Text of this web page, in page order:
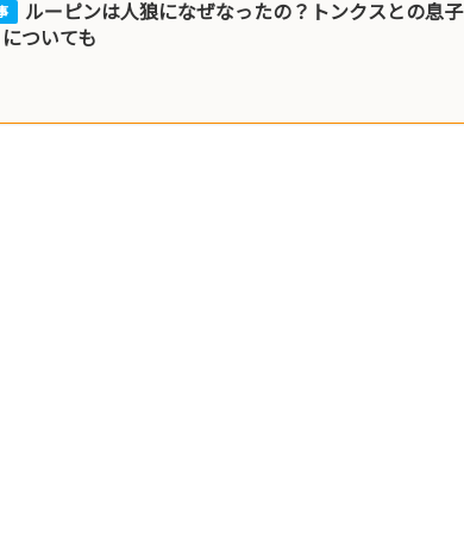
ルーピンは人狼になぜなったの？トンクスとの息子
ついても